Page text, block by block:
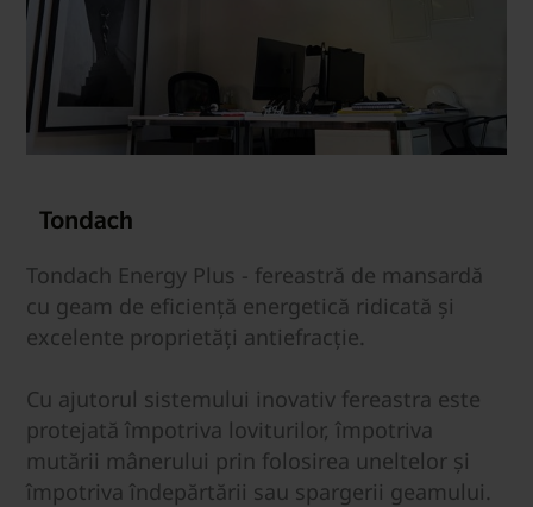
Tondach Energy Plus - fereastră de mansardă
cu geam de eficiență energetică ridicată și
excelente proprietăți antiefracție.
Cu ajutorul sistemului inovativ fereastra este
protejată împotriva loviturilor, împotriva
mutării mânerului prin folosirea uneltelor și
împotriva îndepărtării sau spargerii geamului.